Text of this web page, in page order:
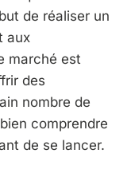
de réaliser un
aux
marché est
des
nombre de
comprendre
de se lancer.